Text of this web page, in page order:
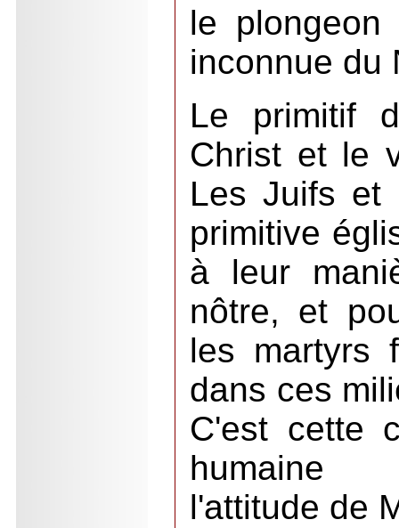
le plongeon
inconnue du
Le primitif
Christ et le
Les Juifs et
primitive
à leur
nôtre, et
les martyrs
dans ces
C'est cette
humaine
l'attitude de